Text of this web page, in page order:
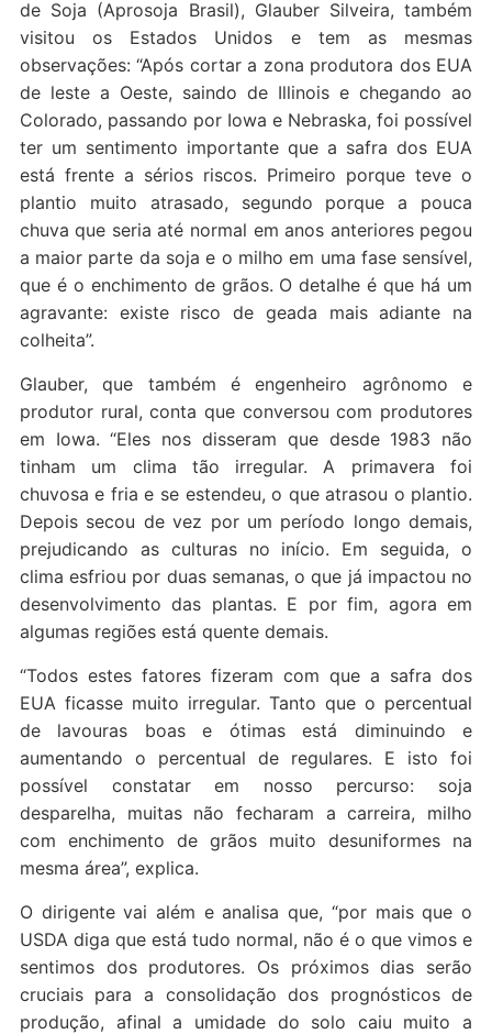
de Soja (Aprosoja Brasil), Glauber Silveira, também
visitou os Estados Unidos e tem as mesmas
observações: “Após cortar a zona produtora dos EUA
de leste a Oeste, saindo de Illinois e chegando ao
Colorado, passando por Iowa e Nebraska, foi possível
ter um sentimento importante que a safra dos EUA
está frente a sérios riscos. Primeiro porque teve o
plantio muito atrasado, segundo porque a pouca
chuva que seria até normal em anos anteriores pegou
a maior parte da soja e o milho em uma fase sensível,
que é o enchimento de grãos. O detalhe é que há um
agravante: existe risco de geada mais adiante na
colheita”.
Glauber, que também é engenheiro agrônomo e
produtor rural, conta que conversou com produtores
em Iowa. “Eles nos disseram que desde 1983 não
tinham um clima tão irregular. A primavera foi
chuvosa e fria e se estendeu, o que atrasou o plantio.
Depois secou de vez por um período longo demais,
prejudicando as culturas no início. Em seguida, o
clima esfriou por duas semanas, o que já impactou no
desenvolvimento das plantas. E por fim, agora em
algumas regiões está quente demais.
“Todos estes fatores fizeram com que a safra dos
EUA ficasse muito irregular. Tanto que o percentual
de lavouras boas e ótimas está diminuindo e
aumentando o percentual de regulares. E isto foi
possível constatar em nosso percurso: soja
desparelha, muitas não fecharam a carreira, milho
com enchimento de grãos muito desuniformes na
mesma área”, explica.
O dirigente vai além e analisa que, “por mais que o
USDA diga que está tudo normal, não é o que vimos e
sentimos dos produtores. Os próximos dias serão
cruciais para a consolidação dos prognósticos de
produção, afinal a umidade do solo caiu muito a